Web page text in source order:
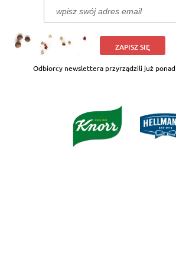
ZAPISZ SIĘ
Odbiorcy newslettera przyrządzili już ponad